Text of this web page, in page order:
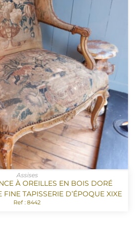
Assises
À OREILLES EN BOIS DORÉ
FINE TAPISSERIE D’ÉPOQUE XIXE
Ref : 8442